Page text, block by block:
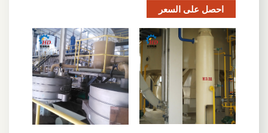
احصل على السعر